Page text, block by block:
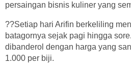
persaingan bisnis kuliner yang
??Setiap hari Arifin berkeliling
batagornya sejak pagi hingga
dibanderol dengan harga yang
1.000 per biji.